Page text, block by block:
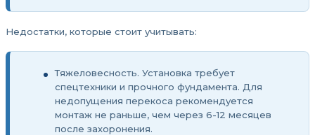
Недостатки, которые стоит учитывать:
Тяжеловесность. Установка требует
спецтехники и прочного фундамента. Для
недопущения перекоса рекомендуется
монтаж не раньше, чем через 6-12 месяцев
после захоронения.